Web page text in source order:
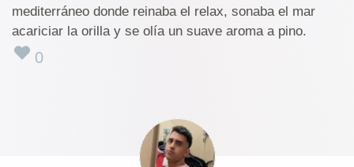
mediterráneo donde reinaba el relax, sonaba el mar
acariciar la orilla y se olía un suave aroma a pino.
0